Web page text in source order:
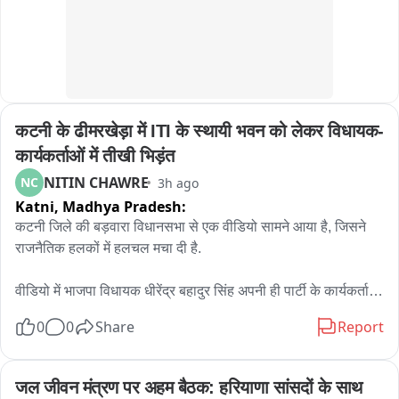
कटनी के ढीमरखेड़ा में ITI के स्थायी भवन को लेकर विधायक-
कार्यकर्ताओं में तीखी भिड़ंत
NC NITIN CHAWRE 3h ago
Katni, Madhya Pradesh:
कटनी जिले की बड़वारा विधानसभा से एक वीडियो सामने आया है, जिसने
राजनैतिक हलकों में हलचल मचा दी है.
वीडियो में भाजपा विधायक धीरेंद्र बहादुर सिंह अपनी ही पार्टी के कार्यकर्ताओं
से लंबित शासकीय आईटीआई की मांग बताई जा रही है.
बताया जाता है कि गुरुवार को भाजपा कार्यकर्ता और ग्रामीण एक जुट होकर
0 0 Share Report
जल जीवन मंत्रण पर अहम बैठक: हरियाणा सांसदों के साथ